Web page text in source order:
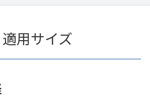
適用サイズ